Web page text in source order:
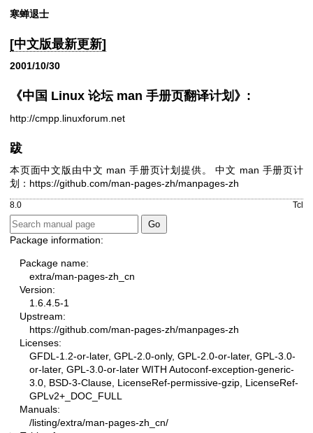
寒蝉退士
[中文版最新更新]
2001/10/30
《中国 Linux 论坛 man 手册页翻译计划》:
http://cmpp.linuxforum.net
跋
本页面中文版由中文 man 手册页计划提供。中文 man 手册页计
划： https://github.com/man-pages-zh/manpages-zh
8.0 Tcl
Package information:
Package name:
extra/man-pages-zh_cn
Version:
1.6.4.5-1
Upstream:
https://github.com/man-pages-zh/manpages-zh
Licenses:
GFDL-1.2-or-later, GPL-2.0-only, GPL-2.0-or-later, GPL-3.0-
or-later, GPL-3.0-or-later WITH Autoconf-exception-generic-
3.0, BSD-3-Clause, LicenseRef-permissive-gzip, LicenseRef-
GPLv2+_DOC_FULL
Manuals:
/listing/extra/man-pages-zh_cn/